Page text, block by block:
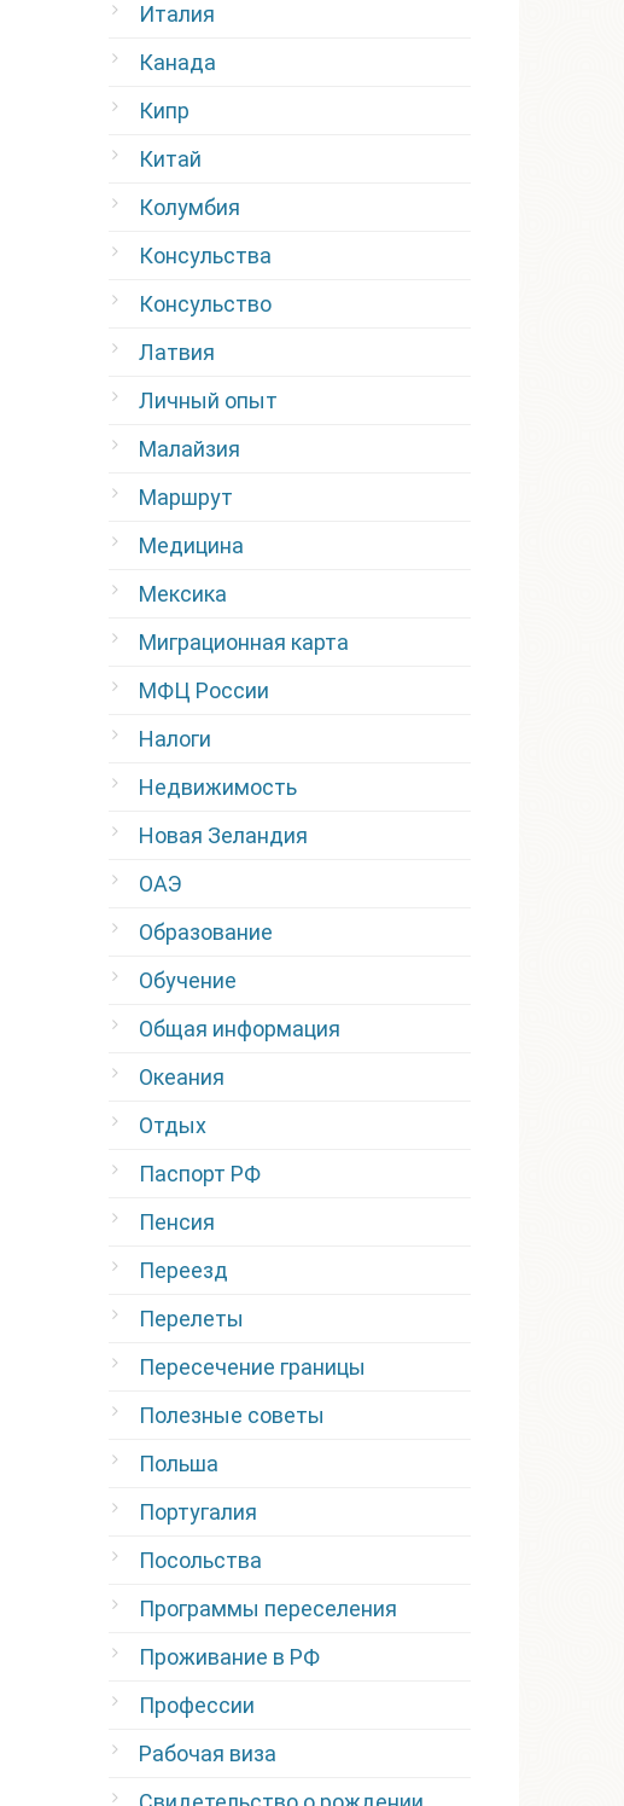
Италия
Канада
Кипр
Китай
Колумбия
Консульства
Консульство
Латвия
Личный опыт
Малайзия
Маршрут
Медицина
Мексика
Миграционная карта
МФЦ России
Налоги
Недвижимость
Новая Зеландия
ОАЭ
Образование
Обучение
Общая информация
Океания
Отдых
Паспорт РФ
Пенсия
Переезд
Перелеты
Пересечение границы
Полезные советы
Польша
Португалия
Посольства
Программы переселения
Проживание в РФ
Профессии
Рабочая виза